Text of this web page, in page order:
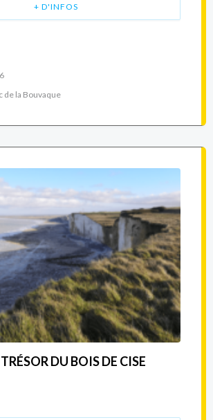
+ D'INFOS
de la Bouvaque
DU BOIS DE CISE